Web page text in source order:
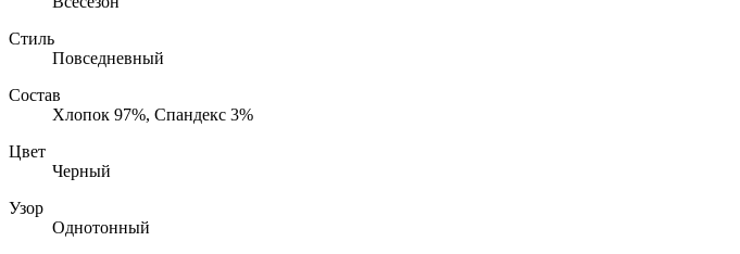
Стиль
Повседневный
Состав
Хлопок 97%, Спандекс 3%
Цвет
Черный
Узор
Однотонный